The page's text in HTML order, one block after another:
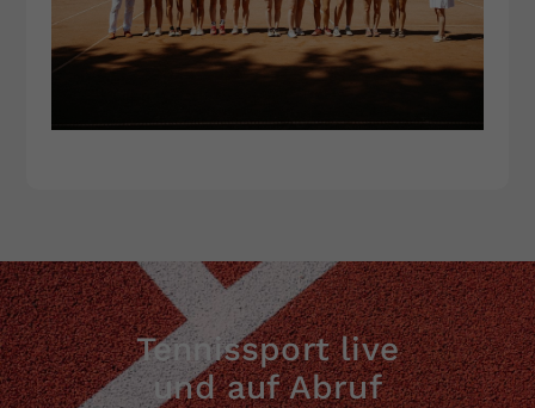
Tennissport live
und auf Abruf